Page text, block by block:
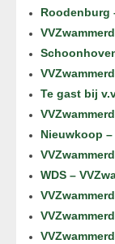
Roodenburg
Te gast bij
Nieuwkoop –
WDS –